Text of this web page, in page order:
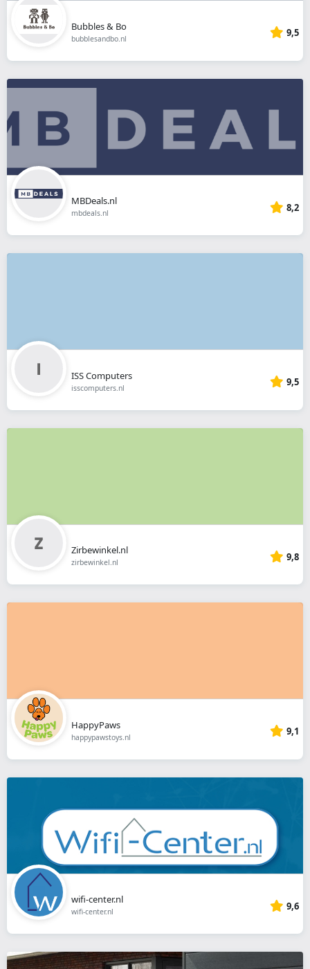
Bubbles & Bo
bubblesandbo.nl 9,5
MBDeals.nl
mbdeals.nl 8,2
ISS Computers
isscomputers.nl 9,5
Zirbewinkel.nl
zirbewinkel.nl 9,8
HappyPaws
happypawstoys.nl 9,1
wifi-center.nl
wifi-center.nl 9,6